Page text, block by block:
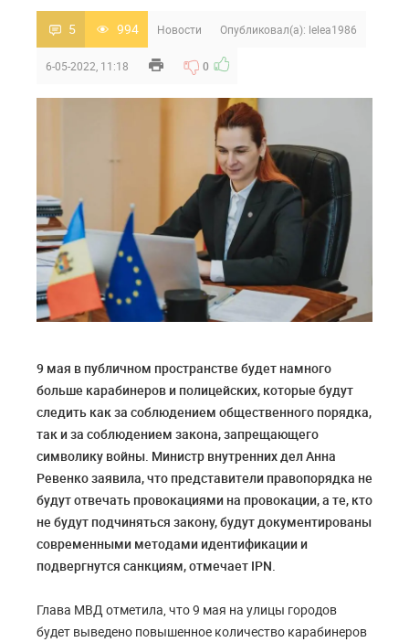
5 994 Новости Опубликовал(а): lelea1986
6-05-2022, 11:18 0
9 мая в публичном пространстве будет намного
больше карабинеров и полицейских, которые будут
следить как за соблюдением общественного порядка,
так и за соблюдением закона, запрещающего
символику войны. Министр внутренних дел Анна
Ревенко заявила, что представители правопорядка не
будут отвечать провокациями на провокации, а те, кто
не будут подчиняться закону, будут документированы
современными методами идентификации и
подвергнутся санкциям, отмечает IPN.
Глава МВД отметила, что 9 мая на улицы городов
будет выведено повышенное количество карабинеров